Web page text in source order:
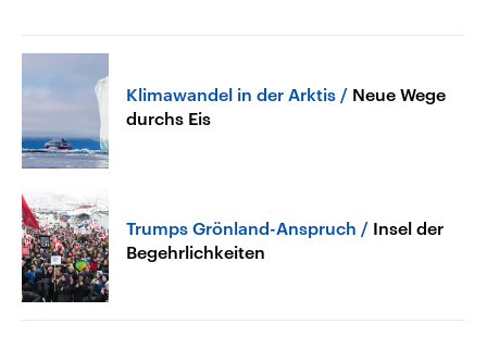
Klimawandel in der Arktis
Neue Wege
durchs Eis
Trumps Grönland-Anspruch
Insel der
Begehrlichkeiten